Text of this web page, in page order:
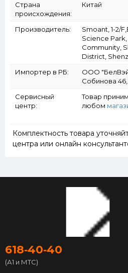
Страна
происхождения:
Китай
Производитель:
Smoant, 1-2/
Science
Community,
District,
Импортер в РБ:
ООО
Собинова
Сервисный
центр:
Товар
любом
Комплектность товара
центра или онлайн
618‑40‑40
(А1 и МТС)